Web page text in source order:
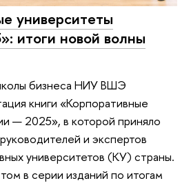
университеты
итоги новой волны
бизнеса НИУ ВШЭ
книги «Корпоративные
— 2025», в которой приняло
и экспертов
университетов (КУ) страны.
в серии изданий по итогам